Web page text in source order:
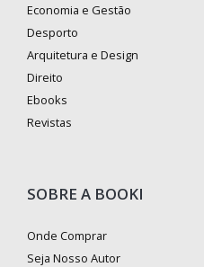
Economia e Gestão
Desporto
Arquitetura e Design
Direito
Ebooks
Revistas
SOBRE A BOOKI
Onde Comprar
Seja Nosso Autor